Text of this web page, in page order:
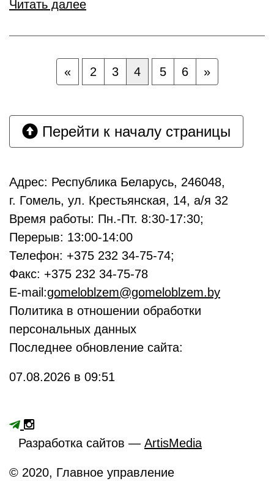
Читать далее
« 2 3 4 5 6 »
Перейти к началу страницы
Адрес: Республика Беларусь, 246048,
г. Гомель, ул. Крестьянская, 14, а/я 32
Время работы: Пн.-Пт. 8:30-17:30;
Перерыв: 13:00-14:00
Телефон: +375 232 34-75-74;
Факс: +375 232 34-75-78
E-mail:gomeloblzem@gomeloblzem.by
Политика в отношении обработки
персональных данных
Последнее обновление сайта:
07.08.2026 в 09:51
Разработка сайтов — ArtisMedia
© 2020, Главное управление